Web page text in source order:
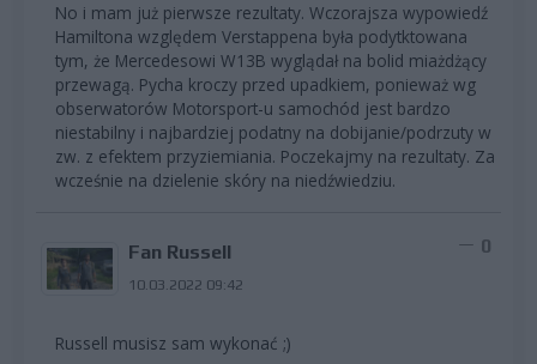
No i mam już pierwsze rezultaty. Wczorajsza wypowiedź
Hamiltona względem Verstappena była podytktowana
tym, że Mercedesowi W13B wyglądał na bolid miażdżący
przewagą. Pycha kroczy przed upadkiem, ponieważ wg
obserwatorów Motorsport-u samochód jest bardzo
niestabilny i najbardziej podatny na dobijanie/podrzuty w
zw. z efektem przyziemiania. Poczekajmy na rezultaty. Za
wcześnie na dzielenie skóry na niedźwiedziu.
Fan Russell
10.03.2022 09:42
0
Russell musisz sam wykonać ;)